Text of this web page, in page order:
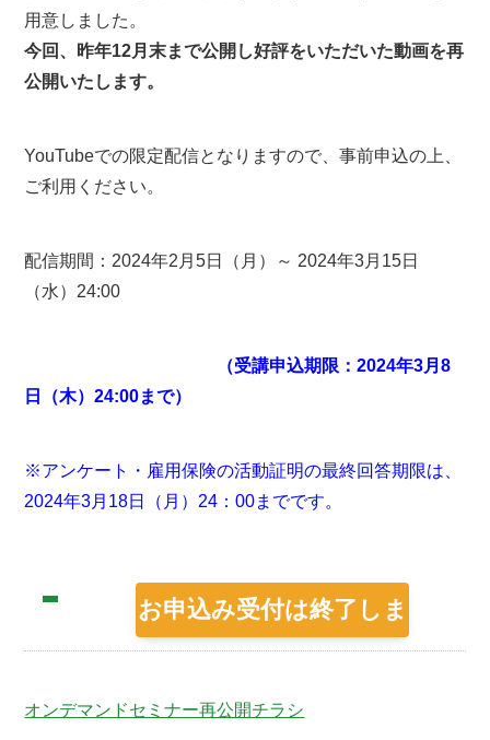
用意しました。
今回、昨年12月末まで公開し好評をいただいた動画を再
公開いたします。
YouTubeでの限定配信となりますので、事前申込の上、
ご利用ください。
配信期間：2024年2月5日（月）～ 2024年3月15日
（水）24:00
（受講申込期限：2024年3月8
日（木）24:00まで）
※アンケート・雇用保険の活動証明の最終回答期限は、
2024年3月18日（月）24：00までです。
お申込み受付は終了しま
オンデマンドセミナー再公開チラシ